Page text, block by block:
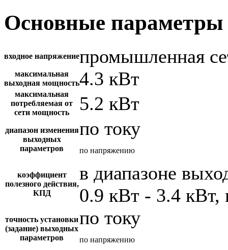
Основные параметры
входное напряжениепромышленная
максимальная
выходная мощность4.3 кВт
максимальная
потребляемая от
сети мощность
5.2 кВт
диапазон изменения
выходных
параметров
по току
по напряжению
коэффициент
полезного действия,
КПД
в диапазоне
0.9 кВт - 3.4 кВт,
точность установки
(задание) выходных
параметров
по току
по напряжению